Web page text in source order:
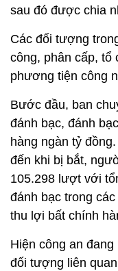
sau đó được chia
Các đối tượng
công, phân cấp, tổ
phương tiện công
Bước đầu, ban
đánh bạc, đánh
hàng ngàn tỷ
đến khi bị bắt,
105.298 lượt với
đánh bạc trong
thu lợi bất chính
Hiện công an
đối tượng liên